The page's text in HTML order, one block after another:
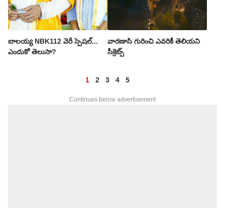
బాలయ్య NBK112 వెరీ స్పెషల్...
ఎందుకో తెలుసా?
వారణాసి గురించి ఎవరికీ తెలియని
సీక్రెట్స్
1 2 3 4 5
Continues below advertisement